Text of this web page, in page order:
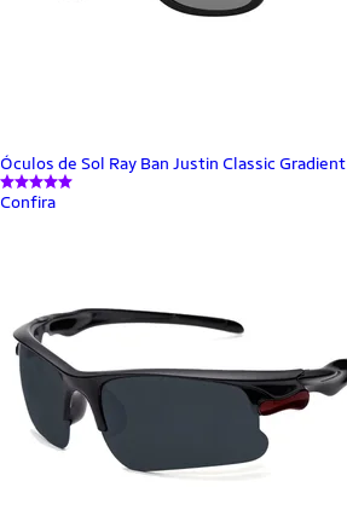
Óculos de Sol Ray Ban Justin Classic Gradient
Confira